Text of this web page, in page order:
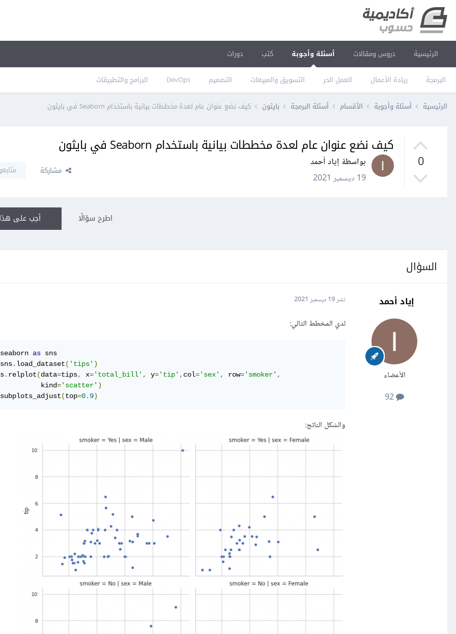
الرئيسية دروس ومقالات أسئلة وأجوبة
البرمجة ريادة الأعمال العمل الحر التسويق والمبيعات التصميم DevOps البرامج والتطبيقات
كتب دورات
الرئيسية أسئلة وأجوبة الأقسام أسئلة البرمجة بايثون كيف نضع عنوان عام لعدة مخططات بيانية باستخدام Seaborn في بايثون
0
كيف نضع عنوان عام لعدة مخططات بيانية باستخدام Seaborn في بايثون
بواسطة إياد أحمد
19 ديسمبر 2021
مشاركة
أجب على اطرح سؤالًا
السؤال
إياد أحمد
الأعضاء
نشر19 ديسمبر 2021
لدي المخطط التالي:
seaborn as sns
sns. load_dataset( 'tips' )
. relplot(data=tips, x='total_bill' , y='tip' , col='sex' , row='smoker' ,
kind
='scatter' )
subplots_adjust(top=0.9)
والشكل الناتج: